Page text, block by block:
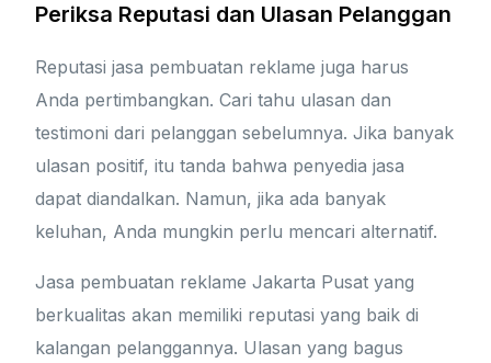
Periksa Reputasi dan Ulasan Pelanggan
Reputasi jasa pembuatan reklame juga harus
Anda pertimbangkan. Cari tahu ulasan dan
testimoni dari pelanggan sebelumnya. Jika banyak
ulasan positif, itu tanda bahwa penyedia jasa
dapat diandalkan. Namun, jika ada banyak
keluhan, Anda mungkin perlu mencari alternatif.
Jasa pembuatan reklame Jakarta Pusat yang
berkualitas akan memiliki reputasi yang baik di
kalangan pelanggannya. Ulasan yang bagus